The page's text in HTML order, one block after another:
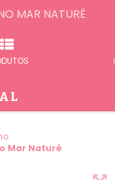
MAR NATURÉ
Mar Naturé